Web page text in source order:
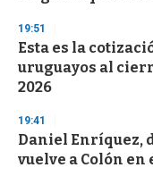
s
e
c
o
n
19:51
Esta es la
uruguayos al
2026
19:41
Daniel Enríquez,
vuelve a Colón